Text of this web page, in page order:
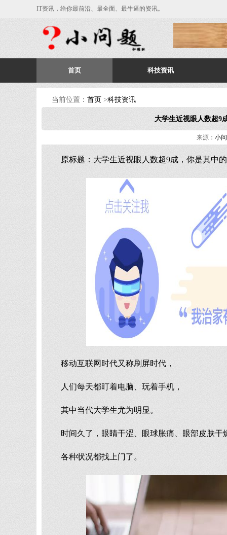
IT资讯，给你最前沿、最全面、最牛逼的资讯。
首页 科技资讯
当前位置： 首页 >科技资讯
大学生近视眼人数超9
来源： 小
原标题：大学生近视眼人数超9成，你是其中
移动互联网时代又称刷屏时代，
人们每天都盯着电脑、玩着手机，
其中当代大学生尤为明显。
时间久了，眼睛干涩、眼球胀痛、眼部皮肤干
各种状况都找上门了。